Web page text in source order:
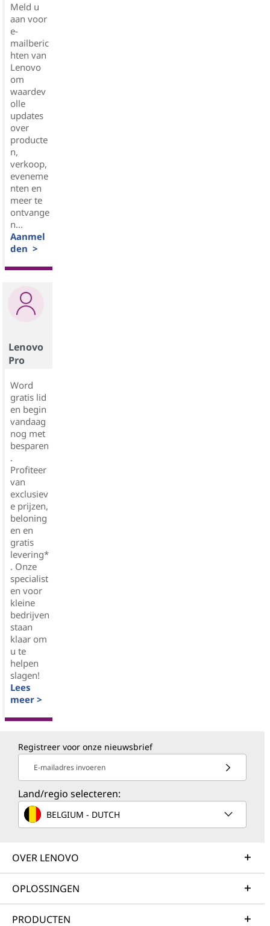
Meld u
aan voor
e-
mailberic
hten van
Lenovo
om
waardev
olle
updates
over
producte
n,
verkoop,
eveneme
nten en
meer te
ontvange
n...
Aanmel
den >
Lenovo
Pro
Word
gratis lid
en begin
vandaag
nog met
besparen
.
Profiteer
van
exclusiev
e prijzen,
beloning
en en
gratis
levering*
. Onze
specialist
en voor
kleine
bedrijven
staan
klaar om
u te
helpen
slagen!
Lees
meer >
Registreer voor onze nieuwsbrief
E-mailadres invoeren
Land/regio selecteren:
BELGIUM - DUTCH
OVER LENOVO
OPLOSSINGEN
PRODUCTEN